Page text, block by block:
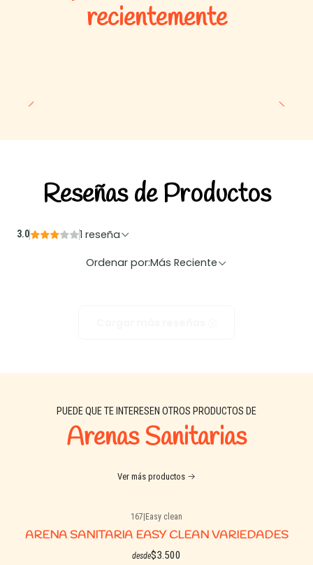
recientemente
Reseñas de Productos
3.0
1 reseña
Ordenar por:Más Reciente
PUEDE QUE TE INTERESEN OTROS PRODUCTOS DE
Arenas Sanitarias
Ver más productos
167|Easy clean
ARENA SANITARIA EASY CLEAN VARIEDADES
desde$3.500